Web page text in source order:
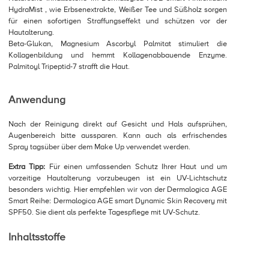
HydraMist , wie Erbsenextrakte, Weißer Tee und Süßholz sorgen
für einen sofortigen Straffungseffekt und schützen vor der
Hautalterung.
Beta-Glukan, Magnesium Ascorbyl Palmitat stimuliert die
Kollagenbildung und hemmt Kollagenabbauende Enzyme.
Palmitoyl Tripeptid-7 strafft die Haut.
Anwendung
Nach der Reinigung direkt auf Gesicht und Hals aufsprühen,
Augenbereich bitte aussparen. Kann auch als erfrischendes
Spray tagsüber über dem Make Up verwendet werden.
Extra Tipp: Für einen umfassenden Schutz Ihrer Haut und um
vorzeitige Hautalterung vorzubeugen ist ein UV-Lichtschutz
besonders wichtig. Hier empfehlen wir von der Dermalogica AGE
Smart Reihe: Dermalogica AGE smart Dynamic Skin Recovery mit
SPF50. Sie dient als perfekte Tagespflege mit UV-Schutz.
Inhaltsstoffe